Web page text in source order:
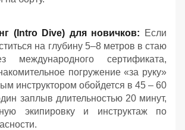
(Intro Dive) для новичков: Если
на глубину 5–8 метров в стаю
международного сертификата,
погружение «за руку»
инструктором обойдется в 45 – 60
заплыв длительностью 20 минут,
экипировку и инструктаж по